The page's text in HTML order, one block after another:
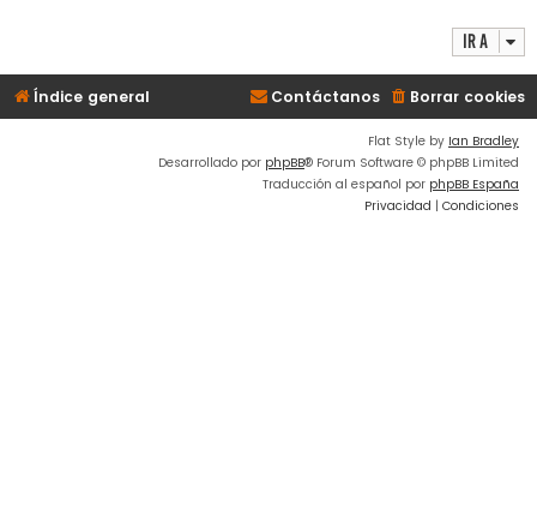
Ir a
Índice general Borrar cookies
Contáctanos
Flat Style by Ian Bradley
Desarrollado por phpBB® Forum Software © phpBB Limited
Traducción al español por phpBB España
Privacidad | Condiciones